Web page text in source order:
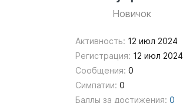
Новичок
Активность: 12 июл 2024
Регистрация: 12 июл 2024
Сообщения: 0
Симпатии: 0
Баллы за достижения: 0